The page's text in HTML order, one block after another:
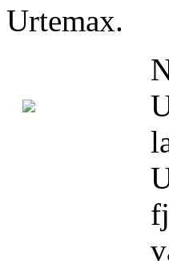
Urtemax.